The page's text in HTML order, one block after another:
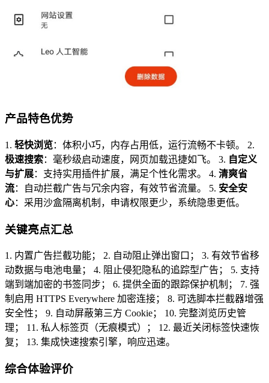
产品特色优势
1. 轻快浏览：体积小巧，内存占用低，运行流畅不卡顿。 2.
极速搜索：毫秒级启动速度，网页加载迅捷如飞。 3. 自定义
与扩展：支持实用插件扩展，满足个性化需求。 4. 清爽省
流：自动拦截广告与冗余内容，有效节省流量。 5. 安全安
心：采用沙盒隔离机制，申请权限更少，系统隐患更低。
关键亮点汇总
1. 内置广告拦截功能； 2. 自动阻止弹出窗口； 3. 有效节省移
动数据与电池电量； 4. 阻止侵犯隐私的追踪型广告； 5. 支持
端到端加密的书签同步； 6. 提供全面的跟踪保护机制； 7. 强
制启用 HTTPS Everywhere 加密连接； 8. 可选脚本拦截器增强
安全性； 9. 自动屏蔽第三方 Cookie； 10. 完整浏览历史管
理； 11. 私人标签页（无痕模式）； 12. 最近关闭标签快速恢
复； 13. 集成快速搜索引擎，响应迅速。
综合体验评价